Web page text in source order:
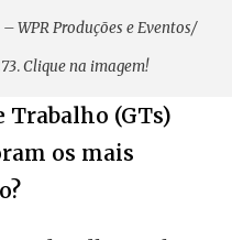
WPR Produções e Eventos/
.Clique na imagem!
Trabalho (GTs)
os mais